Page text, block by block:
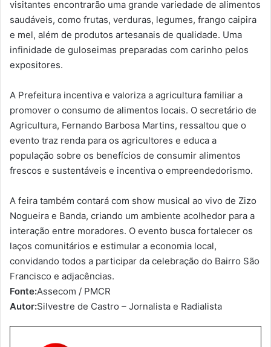
visitantes encontrarão uma grande variedade de alimentos
saudáveis, como frutas, verduras, legumes, frango caipira
e mel, além de produtos artesanais de qualidade. Uma
infinidade de guloseimas preparadas com carinho pelos
expositores.
A Prefeitura incentiva e valoriza a agricultura familiar a
promover o consumo de alimentos locais. O secretário de
Agricultura, Fernando Barbosa Martins, ressaltou que o
evento traz renda para os agricultores e educa a
população sobre os benefícios de consumir alimentos
frescos e sustentáveis e incentiva o empreendedorismo.
A feira também contará com show musical ao vivo de Zizo
Nogueira e Banda, criando um ambiente acolhedor para a
interação entre moradores. O evento busca fortalecer os
laços comunitários e estimular a economia local,
convidando todos a participar da celebração do Bairro São
Francisco e adjacências.
Fonte:Assecom / PMCR
Autor:Silvestre de Castro – Jornalista e Radialista